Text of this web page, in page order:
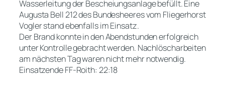
Wasserleitung der Bescheiungsanlage befüllt. Eine
Augusta Bell 212 des Bundesheeres vom Fliegerhorst
Vogler stand ebenfalls im Einsatz.
Der Brand konnte in den Abendstunden erfolgreich
unter Kontrolle gebracht werden. Nachlöscharbeiten
am nächsten Tag waren nicht mehr notwendig.
Einsatzende FF-Roith: 22:18